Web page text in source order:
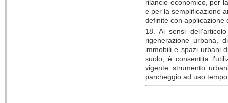
rilancio economico, per
e per la semplificazione
definite con applicazione
18. Ai sensi
rigenerazione urbana,
immobili e spazi urbani
suolo, è consentita
vigente strumento
parcheggio ad uso